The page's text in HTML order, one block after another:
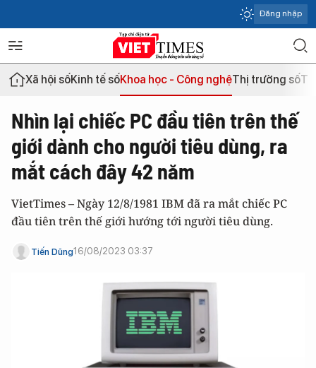
Đăng nhập
Xã hội sốKinh tế sốKhoa học - Công nghệThị trường số
Nhìn lại chiếc PC đầu tiên trên thế
giới dành cho người tiêu dùng, ra
mắt cách đây 42 năm
VietTimes – Ngày 12/8/1981 IBM đã ra mắt chiếc PC
đầu tiên trên thế giới hướng tới người tiêu dùng.
Tiến Dũng16/08/2023 03:37